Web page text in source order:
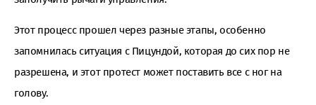
Этот процесс прошел через разные этапы, особенно
запомнилась ситуация с Пицундой, которая до сих пор не
разрешена, и этот протест может поставить все с ног на
голову.